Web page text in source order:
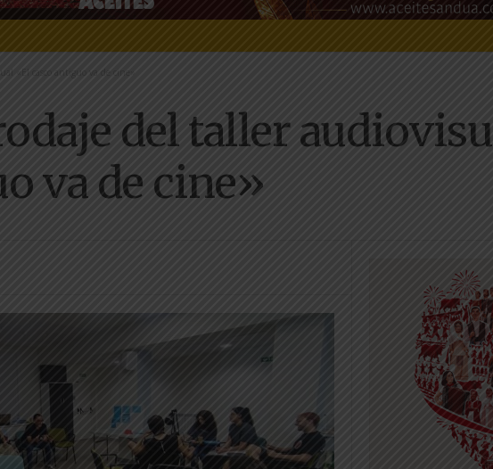
«El casco antiguo va de cine»
del taller
va de cine»